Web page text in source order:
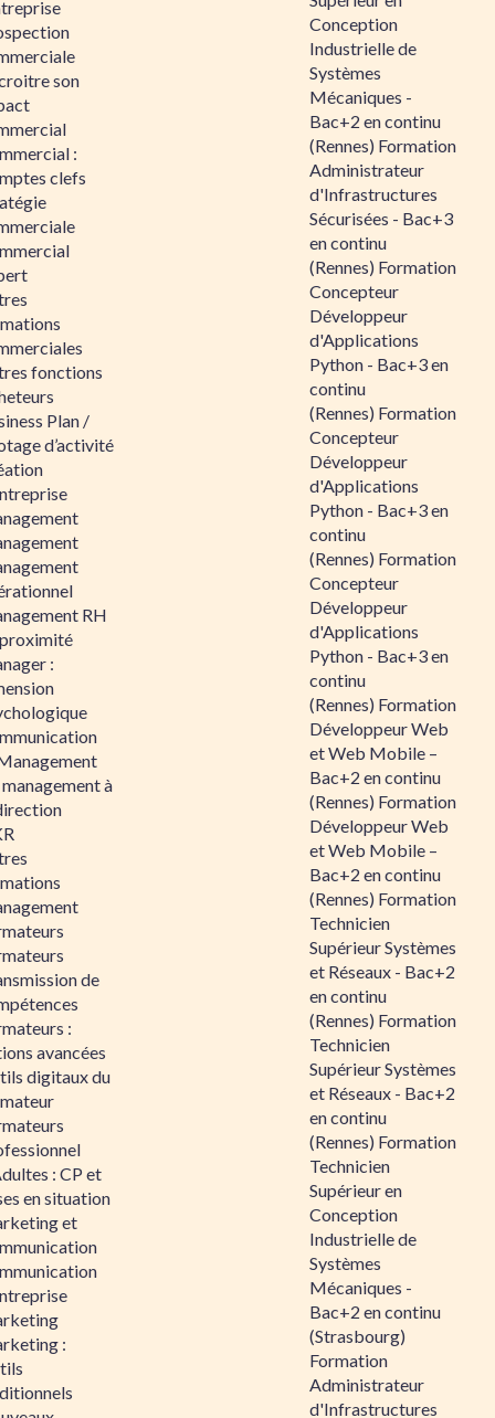
son
:
clefs
fonctions
Plan /
d’activité
RH
:
à
de
:
avancées
digitaux du
: CP et
en situation
et
:
Conception
Industrielle de
Systèmes
Mécaniques -
Bac+2 en continu
(Rennes) Formation
Administrateur
d'Infrastructures
Sécurisées - Bac+3
en continu
(Rennes) Formation
Concepteur
Développeur
d'Applications
Python - Bac+3 en
continu
(Rennes) Formation
Concepteur
Développeur
d'Applications
Python - Bac+3 en
continu
(Rennes) Formation
Concepteur
Développeur
d'Applications
Python - Bac+3 en
continu
(Rennes) Formation
Développeur Web
et Web Mobile –
Bac+2 en continu
(Rennes) Formation
Développeur Web
et Web Mobile –
Bac+2 en continu
(Rennes) Formation
Technicien
Supérieur Systèmes
et Réseaux - Bac+2
en continu
(Rennes) Formation
Technicien
Supérieur Systèmes
et Réseaux - Bac+2
en continu
(Rennes) Formation
Technicien
Supérieur en
Conception
Industrielle de
Systèmes
Mécaniques -
Bac+2 en continu
(Strasbourg)
Formation
Administrateur
d'Infrastructures